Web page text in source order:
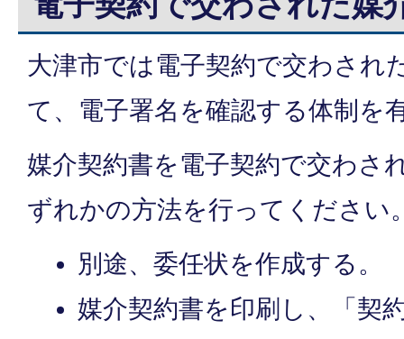
大津市では電子契約で交わされ
て、電子署名を確認する体制を
媒介契約書を電子契約で交わさ
ずれかの方法を行ってください
別途、委任状を作成する。
媒介契約書を印刷し、「契